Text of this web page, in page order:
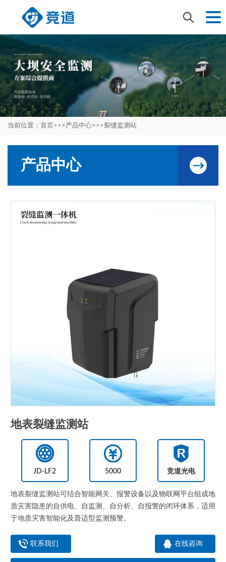
当前位置： 首页 >>>产品中心>>>裂缝监测站
产品中心
地表裂缝监测站
JD-LF2 5000 竞道光电
地表裂缝监测站可结合智能网关、报警设备以及物联网平台组成地
质灾害隐患的自供电、自监测、自分析、自报警的闭环体系，适用
于地质灾害智能化及普适型监测预警。
在线咨询
联系我们